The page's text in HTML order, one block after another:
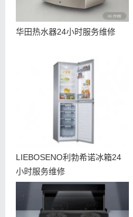
华田热水器24小时服务维修
LIEBOSENO利勃希诺冰箱24
小时服务维修